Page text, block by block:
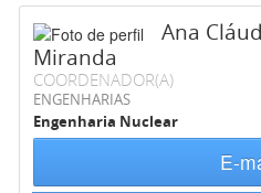
Ana
Miranda
COORDENADOR(A)
ENGENHARIAS
Engenharia Nuclear
E-